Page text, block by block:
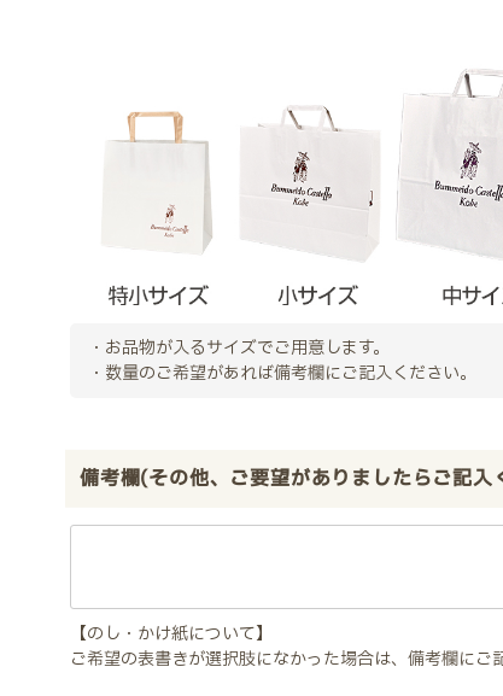
・お品物が入るサイズでご用意します。
・数量のご希望があれば備考欄にご記入ください。
備考欄(その他、ご要望がありましたらご記入
【のし・かけ紙について】
ご希望の表書きが選択肢になかった場合は、備考欄にご